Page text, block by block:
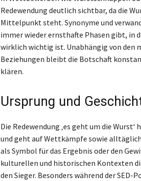
Redewendung deutlich sichtbar, da die
Mittelpunkt steht. Synonyme und
immer wieder ernsthafte Phasen gibt, in
wirklich wichtig ist. Unabhängig von den
Beziehungen bleibt die Botschaft
klären.
Ursprung und
Die Redewendung ‚es geht um die
und geht auf Wettkämpfe sowie
als Symbol für das Ergebnis oder den
kulturellen und historischen Kontexten
den Sieger. Besonders während der SED-